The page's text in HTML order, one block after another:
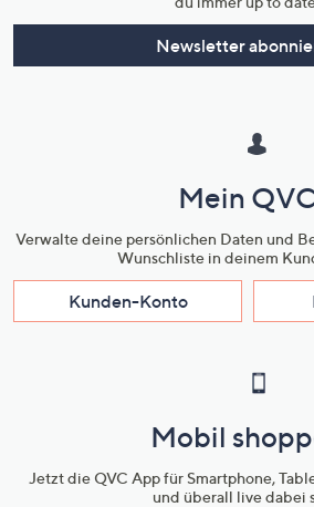
Newsletter
Mein
Verwalte deine persönlichen Daten und
Wunschliste in deinem
Kunden-Konto
Mobil
Jetzt die QVC App für Smartphone,
und überall live dabei